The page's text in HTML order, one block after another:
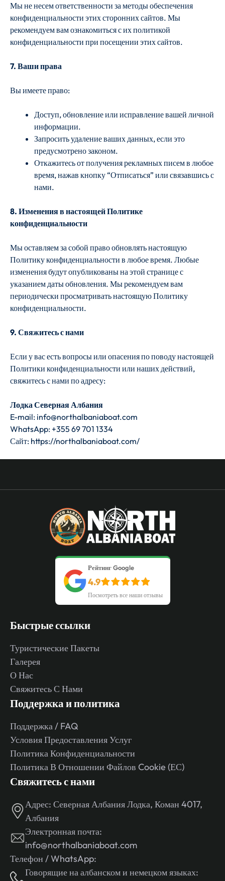
Мы не несем ответственности за методы обеспечения
конфиденциальности этих сторонних сайтов. Мы
рекомендуем вам ознакомиться с их политикой
конфиденциальности при посещении этих сайтов.
7. Ваши права
Вы имеете право:
Доступ, обновление или исправление вашей личной
информации.
Запросить удаление ваших данных, если это
предусмотрено законом.
Откажитесь от получения рекламных писем в любое
время, нажав кнопку “Отписаться” или связавшись с
нами.
8. Изменения в настоящей Политике
конфиденциальности
Мы оставляем за собой право обновлять настоящую
Политику конфиденциальности в любое время. Любые
изменения будут опубликованы на этой странице с
указанием даты обновления. Мы рекомендуем вам
периодически просматривать настоящую Политику
конфиденциальности.
9. Свяжитесь с нами
Если у вас есть вопросы или опасения по поводу настоящей
Политики конфиденциальности или наших действий,
свяжитесь с нами по адресу:
Лодка Северная Албания
E-mail: info@northalbaniaboat.com
WhatsApp: +355 69 701 1334
Сайт: https://northalbaniaboat.com/
Рейтинг Google
4.9
Посмотреть все наши отзывы
Быстрые ссылки
Туристические Пакеты
Галерея
О Нас
Свяжитесь С Нами
Поддержка и политика
Поддержка / FAQ
Условия Предоставления Услуг
Политика Конфиденциальности
Политика В Отношении Файлов Cookie (ЕС)
Свяжитесь с нами
Адрес: Северная Албания Лодка, Коман 4017,
Албания
Электронная почта:
info@northalbaniaboat.com
Телефон / WhatsApp:
Говорящие на албанском и немецком языках: